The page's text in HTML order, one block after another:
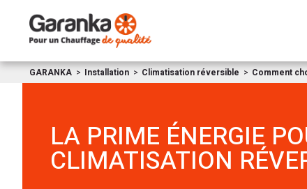
GARANKA Installation Climatisation réversible Comment
LA PRIME ÉNERGIE
CLIMATISATION